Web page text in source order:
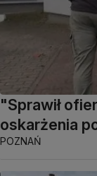
"Sprawił
oskarżenia
POZNAŃ